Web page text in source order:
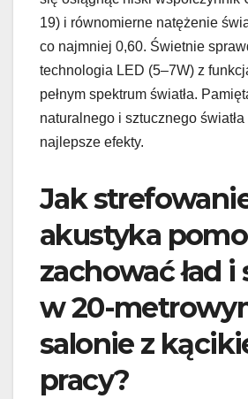
19) i równomierne natężenie
co najmniej 0,60. Świetnie
technologia LED (5–7W) z
pełnym spektrum światła.
naturalnego i sztucznego
najlepsze efekty.
Jak
akustyka
zachować ład i
w 20-
salonie z
pracy?